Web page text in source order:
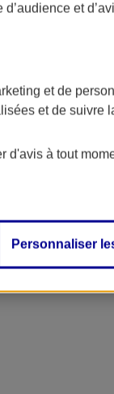
d’audience et
et de
et de suivre
d'avis à tout
Personnaliser